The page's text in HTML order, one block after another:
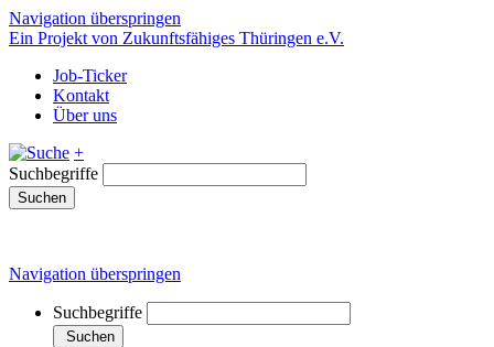
Navigation überspringen
Ein Projekt von Zukunftsfähiges Thüringen e.V.
Job-Ticker
Kontakt
Über uns
+
Suchbegriffe
Suchen
Navigation überspringen
Suchbegriffe
Suchen